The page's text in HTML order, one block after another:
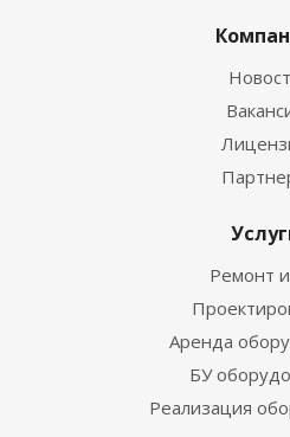
Ремонт
Аренда
БУ
Реализация